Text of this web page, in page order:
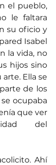
el pueblo,
le faltara
su oficio y
Isabel
la vida, no
hijos sino
Ella se
de los
ocupaba
que ver
del
Ahí